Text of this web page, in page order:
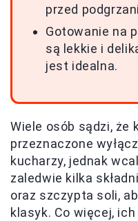
przed
Gotowanie na
są lekkie i
jest idealna.
Wiele osób sądzi, że
przeznaczone
kucharzy, jednak
zaledwie kilka
oraz szczypta soli,
klasyk. Co więcej,